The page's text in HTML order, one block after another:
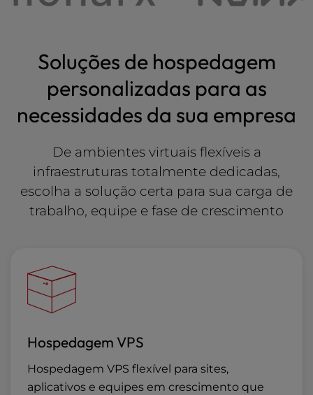
Soluções de hospedagem
personalizadas para as
necessidades da sua empresa
De ambientes virtuais flexíveis a
infraestruturas totalmente dedicadas,
escolha a solução certa para sua carga de
trabalho, equipe e fase de crescimento
Hospedagem VPS
Hospedagem VPS flexível para sites,
aplicativos e equipes em crescimento que